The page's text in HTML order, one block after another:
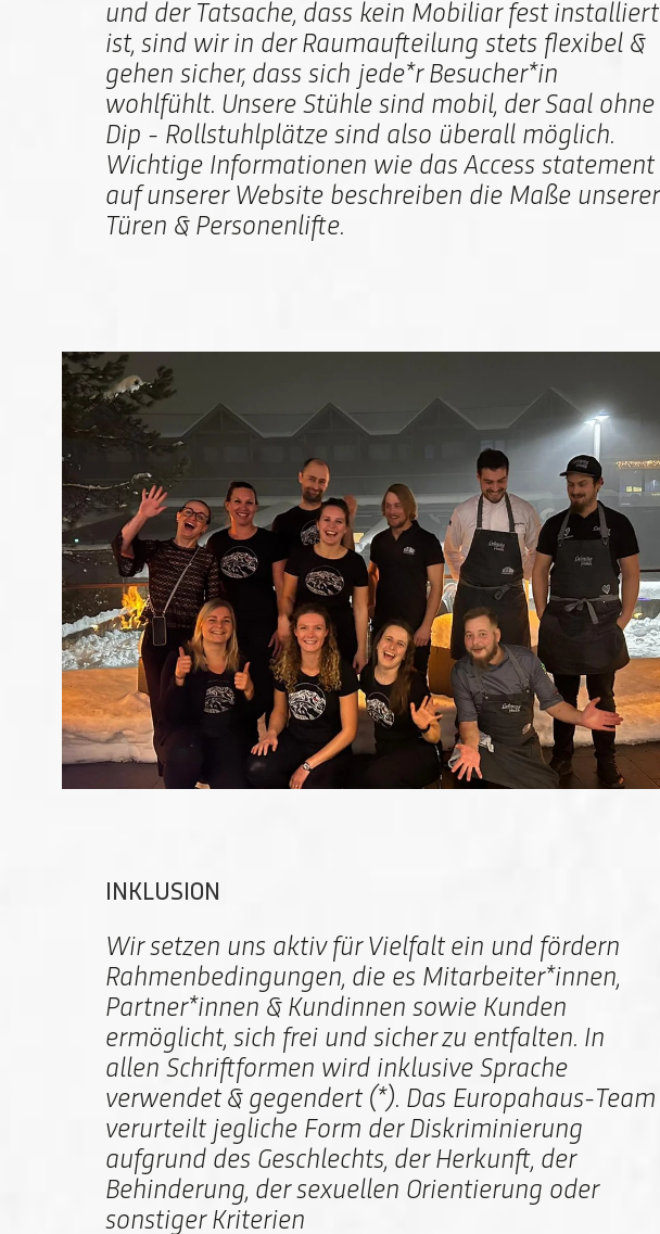
und der Tatsache, dass kein Mobiliar fest installiert
ist, sind wir in der Raumaufteilung stets flexibel &
gehen sicher, dass sich jede*r Besucher*in
wohlfühlt. Unsere Stühle sind mobil, der Saal ohne
Dip - Rollstuhlplätze sind also überall möglich.
Wichtige Informationen wie das Access statement
auf unserer Website beschreiben die Maße unserer
Türen & Personenlifte.
INKLUSION
Wir setzen uns aktiv für Vielfalt ein und fördern
Rahmenbedingungen, die es Mitarbeiter*innen,
Partner*innen & Kundinnen sowie Kunden
ermöglicht, sich frei und sicher zu entfalten. In
allen Schriftformen wird inklusive Sprache
verwendet & gegendert (*). Das Europahaus-Team
verurteilt jegliche Form der Diskriminierung
aufgrund des Geschlechts, der Herkunft, der
Behinderung, der sexuellen Orientierung oder
sonstiger Kriterien